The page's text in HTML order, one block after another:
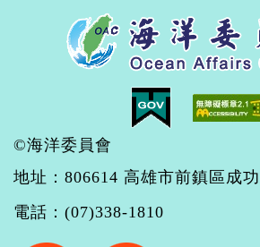
©海洋委員會
地址：806614 高雄市前鎮區成
電話：(07)338-1810